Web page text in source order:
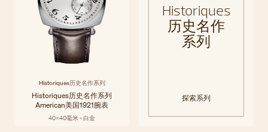
Historiques历史名作系列
Historiques历史名作系列
American美国1921腕表
40x40毫米 - 白金
Historiques
历史名作
系列
探索系列